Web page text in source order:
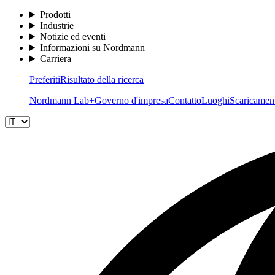
Prodotti
Industrie
Notizie ed eventi
Informazioni su Nordmann
Carriera
PreferitiRisultato della ricerca
Nordmann Lab+Governo d'impresaContattoLuoghi